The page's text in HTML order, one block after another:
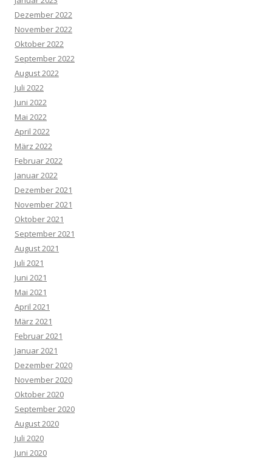
Dezember 2022
November 2022
Oktober 2022
September 2022
August 2022
Juli 2022
Juni 2022
Mai 2022
April 2022
März 2022
Februar 2022
Januar 2022
Dezember 2021
November 2021
Oktober 2021
September 2021
August 2021
Juli 2021
Juni 2021
Mai 2021
April 2021
März 2021
Februar 2021
Januar 2021
Dezember 2020
November 2020
Oktober 2020
September 2020
August 2020
Juli 2020
Juni 2020